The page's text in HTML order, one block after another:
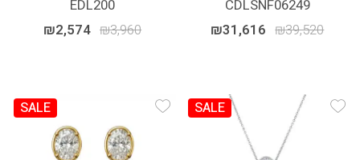
CDLSNF06249
₪39,520
₪31,616
EDL200
₪3,960
₪2,574
Add Wishlist
SALE
Add Wishlist
SALE